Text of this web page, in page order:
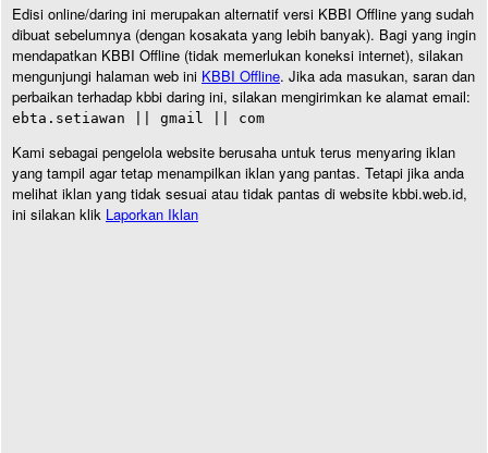
Edisi online/daring ini merupakan alternatif versi KBBI Offline yang sudah
dibuat sebelumnya (dengan kosakata yang lebih banyak). Bagi yang ingin
mendapatkan KBBI Offline (tidak memerlukan koneksi internet), silakan
mengunjungi halaman web ini KBBI Offline. Jika ada masukan, saran dan
perbaikan terhadap kbbi daring ini, silakan mengirimkan ke alamat email:
ebta.setiawan || gmail || com
Kami sebagai pengelola website berusaha untuk terus menyaring iklan
yang tampil agar tetap menampilkan iklan yang pantas. Tetapi jika anda
melihat iklan yang tidak sesuai atau tidak pantas di website kbbi.web.id,
ini silakan klik Laporkan Iklan